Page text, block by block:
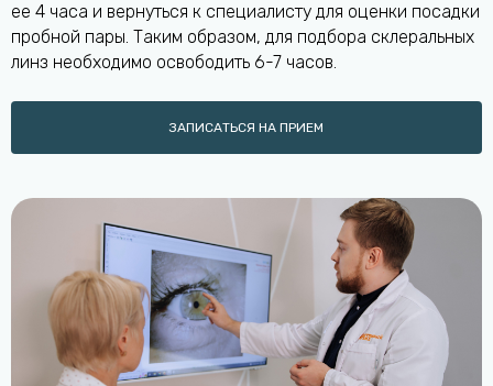
ее 4 часа и вернуться к специалисту для оценки посадки
пробной пары. Таким образом, для подбора склеральных
линз необходимо освободить 6-7 часов.
ЗАПИСАТЬСЯ НА ПРИЕМ